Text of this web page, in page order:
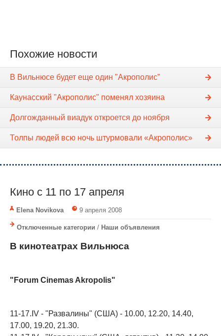
Похожие новости
В Вильнюсе будет еще один "Акрополис"
Каунасский "Акрополис" поменял хозяина
Долгожданный виадук откроется до ноября
Толпы людей всю ночь штурмовали «Акрополис»
Кино с 11 по 17 апреля
Elena Novikova 9 апреля 2008
Отключенные категории / Наши объявления
В кинотеатрах Вильнюса
"Forum Cinemas Akropolis"
11-17.IV - "Развалины" (США) - 10.00, 12.20, 14.40,
17.00, 19.20, 21.30.